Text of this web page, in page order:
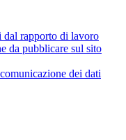
dal rapporto di lavoro
da pubblicare sul sito
dei dati